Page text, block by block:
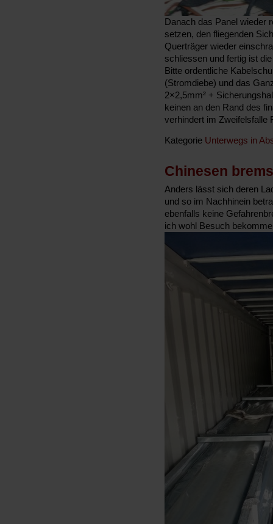
Danach das Panel wieder
setzen, den fliegenden
Querträger wieder
schliessen und fertig ist
Bitte ordentliche
(Stromdiebe) und das
2×2,5mm² +
keinen an den Rand des
verhindert im Zweifelsfalle
Kategorie Unterwegs in
Chinesen
Anders lässt sich deren
und so im Nachhinein
ebenfalls keine
ich wohl Besuch